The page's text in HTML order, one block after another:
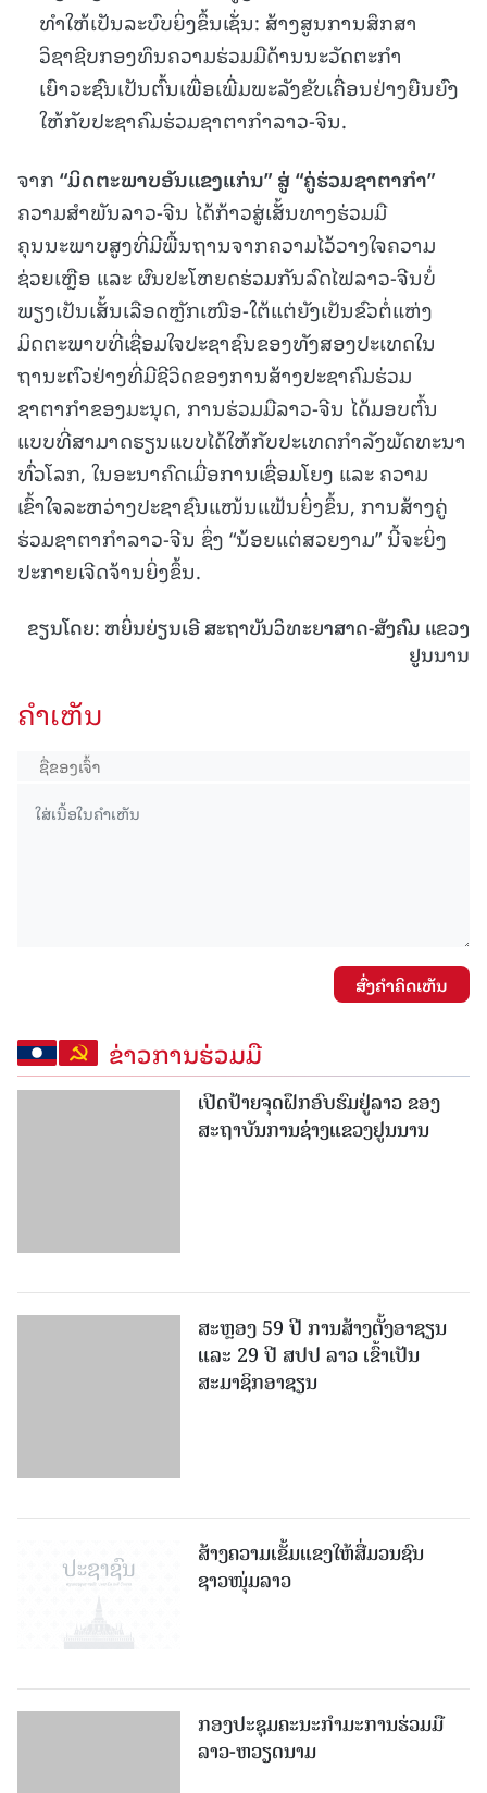
ທຳໃຫ້ເປັນລະບົບຍິ່ງຂຶ້ນເຊັ່ນ: ສ້າງສູນການສຶກສາ
ວິຊາຊີບກອງທຶນຄວາມຮ່ວມມືດ້ານນະວັດຕະກຳ
ເຍົາວະຊົນເປັນຕົ້ນເພື່ອເພີ່ມພະລັງຂັບເຄື່ອນຢ່າງຍືນຍົງ
ໃຫ້ກັບປະຊາຄົມຮ່ວມຊາຕາກຳລາວ-ຈີນ.
ຈາກ “ມິດຕະພາບອັນແຂງແກ່ນ” ສູ່“ຄູ່ຮ່ວມຊາຕາກຳ”
ຄວາມສຳພັນລາວ-ຈີນ ໄດ້ກ້າວສູ່ເສັ້ນທາງຮ່ວມມື
ຄຸນນະພາບສູງທີ່ມີພື້ນຖານຈາກຄວາມໄວ້ວາງໃຈຄວາມ
ຊ່ວຍເຫຼືອ ແລະ ຜົນປະໂຫຍດຮ່ວມກັນລົດໄຟລາວ-ຈີນບໍ່
ພຽງເປັນເສັ້ນເລືອດຫຼັກເໜືອ-ໃຕ້ແຕ່ຍັງເປັນຂົວຕໍ່ແຫ່ງ
ມິດຕະພາບທີ່ເຊື່ອມໃຈປະຊາຊົນຂອງທັງສອງປະເທດໃນ
ຖານະຕົວຢ່າງທີ່ມີຊີວິດຂອງການສ້າງປະຊາຄົມຮ່ວມ
ຊາຕາກຳຂອງມະນຸດ, ການຮ່ວມມືລາວ-ຈີນ ໄດ້ມອບຕົ້ນ
ແບບທີ່ສາມາດຮຽນແບບໄດ້ໃຫ້ກັບປະເທດກຳລັງພັດທະນາ
ທົ່ວໂລກ, ໃນອະນາຄົດເມື່ອການເຊື່ອມໂຍງ ແລະ ຄວາມ
ເຂົ້າໃຈລະຫວ່າງປະຊາຊົນແໜ້ນແຟ້ນຍິ່ງຂຶ້ນ, ການສ້າງຄູ່
ຮ່ວມຊາຕາກຳລາວ-ຈີນ ຊຶ່ງ “ນ້ອຍແຕ່ສວຍງາມ” ນີ້ຈະຍິ່ງ
ປະກາຍເຈີດຈ້ານຍິ່ງຂຶ້ນ.
ຂຽນໂດຍ: ຫຍິ່ນຍ່ຽນເອີ ສະ​ຖາ​ບັນ​ວິ​ທະ​ຍາ​ສາດ-ສັງ​ຄົມ ແຂວງ​​
ຢູນ​ນານ
ຄໍາເຫັນ
ສົ່ງຄໍາຄິດເຫັນ
ຂ່າວການຮ່ວມມື
ເປີດປ້າຍຈຸດຝຶກອົບຮົມຢູ່ລາວ ຂອງ
ສະຖາບັນການຊ່າງແຂວງຢູນນານ
ສະຫຼອງ 59 ປີ ການສ້າງຕັ້ງອາຊຽນ
ແລະ 29 ປີ ສປປ ລາວ ເຂົ້າເປັນ
ສະມາຊິກອາຊຽນ
ສ້າງຄວາມເຂັ້ມແຂງໃຫ້ສື່ມວນຊົນ
ຊາວໜຸ່ມລາວ
ກອງປະຊຸມຄະນະກຳມະການຮ່ວມມື
ລາວ-ຫວຽດນາມ